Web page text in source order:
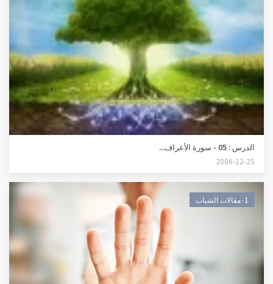
الدرس : 05 - سورة الأعراف...
2006-12-25
٠1مقالات الشباب